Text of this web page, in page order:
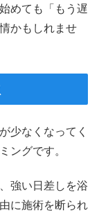
めても「もう遅
かもしれませ
少なくなってく
ングです。
強い日差しを浴
に施術を断られ